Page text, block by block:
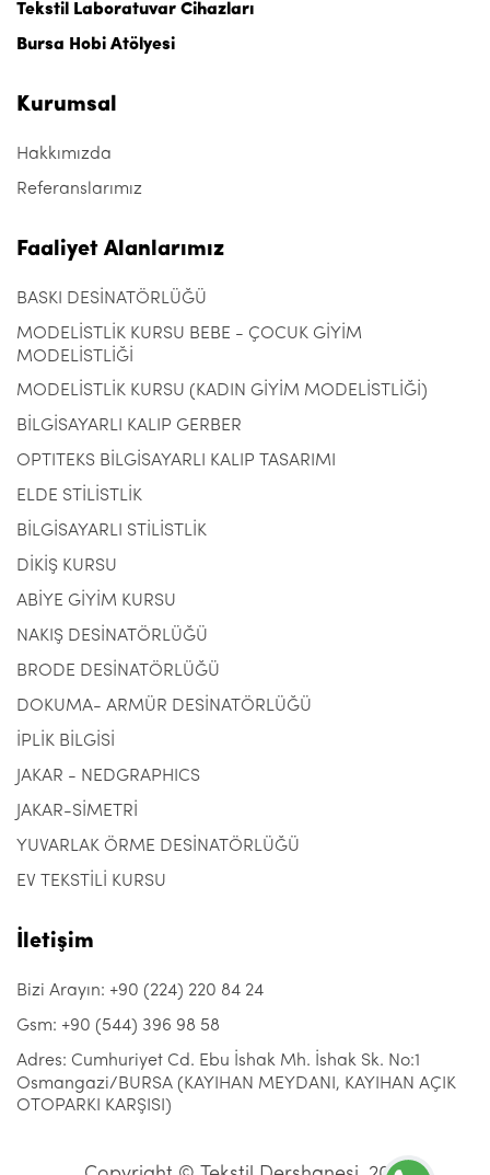
Tekstil Laboratuvar Cihazları
Bursa Hobi Atölyesi
Kurumsal
Hakkımızda
Referanslarımız
Faaliyet Alanlarımız
BASKI DESİNATÖRLÜĞÜ
MODELİSTLİK KURSU BEBE - ÇOCUK GİYİM
MODELİSTLİĞİ
MODELİSTLİK KURSU (KADIN GİYİM MODELİSTLİĞİ)
BİLGİSAYARLI KALIP GERBER
OPTITEKS BİLGİSAYARLI KALIP TASARIMI
ELDE STİLİSTLİK
BİLGİSAYARLI STİLİSTLİK
DİKİŞ KURSU
ABİYE GİYİM KURSU
NAKIŞ DESİNATÖRLÜĞÜ
BRODE DESİNATÖRLÜĞÜ
DOKUMA- ARMÜR DESİNATÖRLÜĞÜ
İPLİK BİLGİSİ
JAKAR - NEDGRAPHICS
JAKAR-SİMETRİ
YUVARLAK ÖRME DESİNATÖRLÜĞÜ
EV TEKSTİLİ KURSU
İletişim
Bizi Arayın: +90 (224) 220 84 24
Gsm: +90 (544) 396 98 58
Adres: Cumhuriyet Cd. Ebu İshak Mh. İshak Sk. No:1
Osmangazi/BURSA (KAYIHAN MEYDANI, KAYIHAN AÇIK
OTOPARKI KARŞISI)